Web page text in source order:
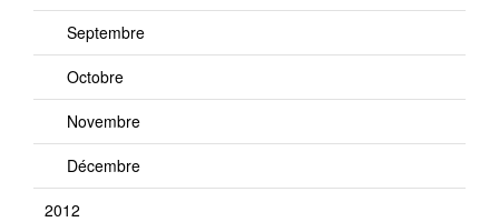
Septembre
Octobre
Novembre
Décembre
2012